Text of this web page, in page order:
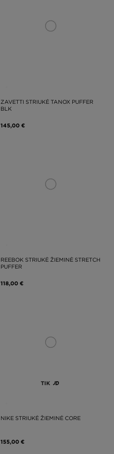
ZAVETTI STRIUKĖ TANOX PUFFER
BLK
145,00 €
REEBOK STRIUKĖ ŽIEMINĖ STRETCH
PUFFER
118,00 €
TIK
NIKE STRIUKĖ ŽIEMINĖ CORE
155,00 €